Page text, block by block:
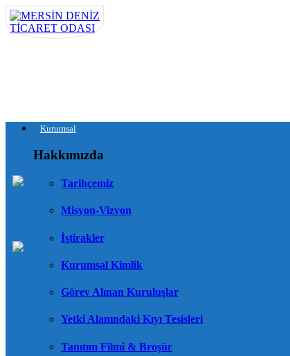
Kurumsal
Hakkımızda
Tarihçemiz
Misyon-Vizyon
İştirakler
Kurumsal Kimlik
Görev Alınan Kuruluşlar
Yetki Alanındaki Kıyı Tesisleri
Tanıtım Filmi & Broşür